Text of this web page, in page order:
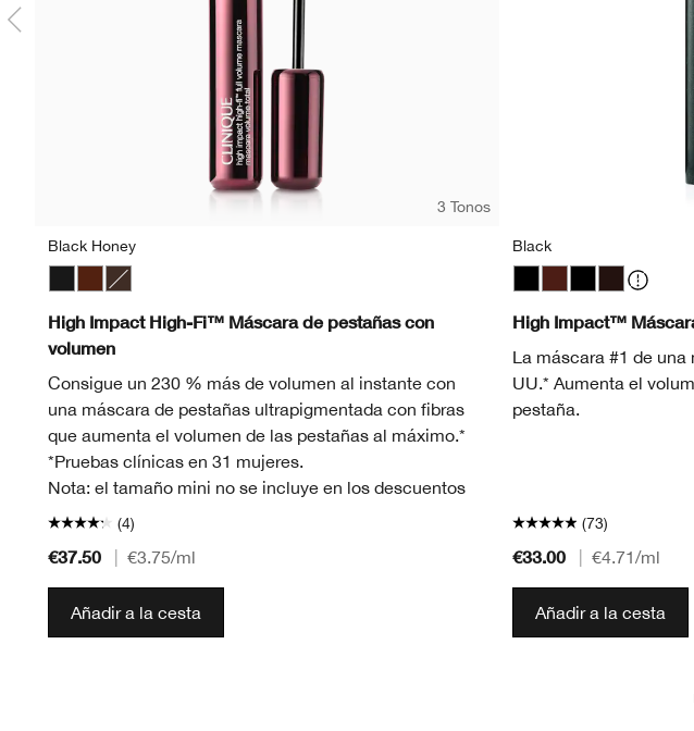
3 Tonos
Black Honey
High Impact High-Fi™ Máscara de pestañas con
volumen
Consigue un 230 % más de volumen al instante con
una máscara de pestañas ultrapigmentada con fibras
que aumenta el volumen de las pestañas al máximo.*
*Pruebas clínicas en 31 mujeres.
Nota: el tamaño mini no se incluye en los descuentos
(4)
€37.50 €3.75/ml
Añadir a la cesta
Black
High Impact™
La máscara #1 de
UU.* Aumenta el
pestaña.
(73)
€33.00 €4.71/ml
Añadir a la cesta